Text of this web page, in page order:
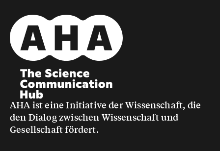
AHA ist eine Initiative der Wissenschaft, die
den Dialog zwischen Wissenschaft und
Gesellschaft fördert.